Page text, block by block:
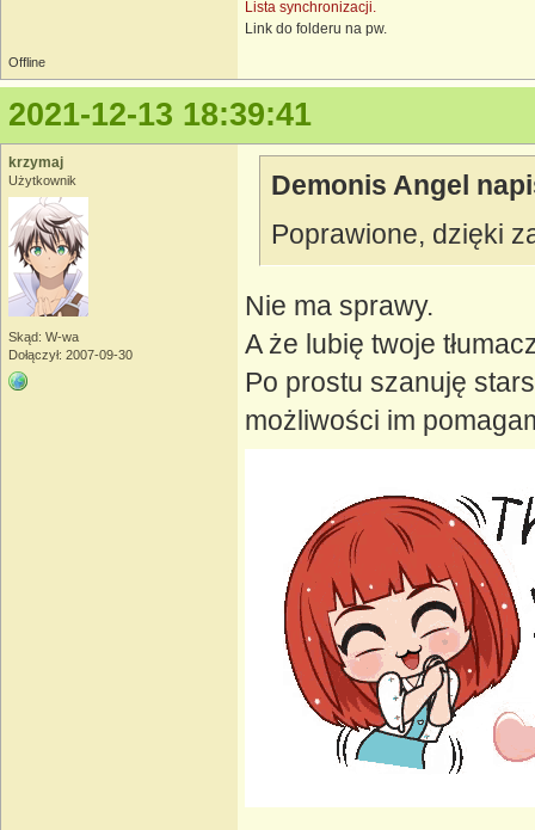
Lista synchronizacji.
Link do folderu na pw.
Offline
2021-12-13 18:39:41
krzymaj
Użytkownik
Skąd: W-wa
Dołączył: 2007-09-30
Demonis Angel
Poprawione, dzięki
Nie ma sprawy.
A że lubię twoje
Po prostu szanuję
możliwości im